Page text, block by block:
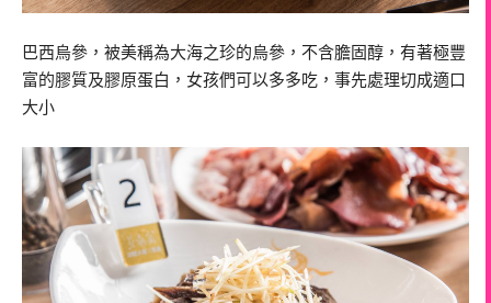
巴西烏參，被美稱為大海之珍的烏參，不含膽固醇，有著極豐
富的膠質及膠原蛋白，女孩們可以多多吃，事先處理切成適口
大小